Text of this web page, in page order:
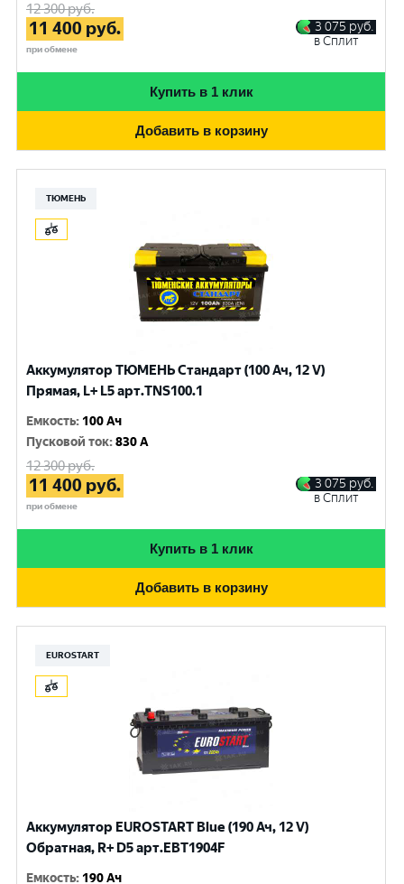
12 300руб.
11 400 руб.
при обмене
3 075 руб.
в Сплит
Купить в 1 клик
Добавить в корзину
ТЮМЕНЬ
Аккумулятор ТЮМЕНЬ Стандарт (100 Ач, 12 V)
Прямая, L+ L5 арт.TNS100.1
Емкость: 100 Ач
Пусковой ток:830 A
12 300руб.
11 400 руб.
при обмене
3 075 руб.
в Сплит
Купить в 1 клик
Добавить в корзину
EUROSTART
Аккумулятор EUROSTART Blue (190 Ач, 12 V)
Обратная, R+ D5 арт.EBT1904F
Емкость: 190 Ач